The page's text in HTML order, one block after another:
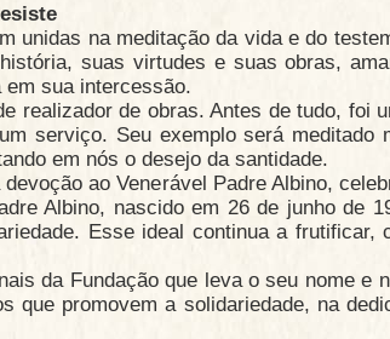
unidas na meditação da vida e do
suas virtudes e suas obras,
sua intercessão.
realizador de obras. Antes de tudo, foi
serviço. Seu exemplo será
em nós o desejo da santidade.
ao Venerável Padre Albino,
Albino, nascido em 26 de junho de
Esse ideal continua a
da Fundação que leva o seu nome
que promovem a solidariedade, na